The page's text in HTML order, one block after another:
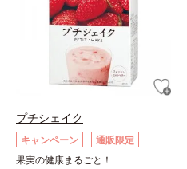
プチシェイク
キャンペーン
通販限定
果実の健康まるごと！